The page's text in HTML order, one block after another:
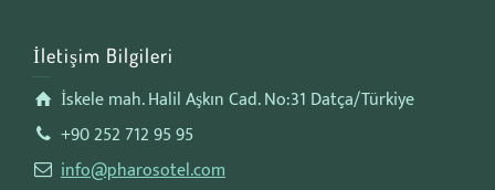
İletişim Bilgileri
İskele mah. Halil Aşkın Cad. No:31 Datça/Türkiye
+90 252 712 95 95
info@pharosotel.com